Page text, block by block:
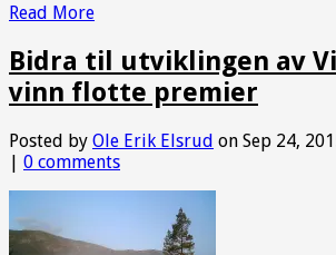
Read More
Bidra til utviklingen av
vinn flotte premier
Posted by Ole Erik Elsrud on Sep 24,
| 0 comments